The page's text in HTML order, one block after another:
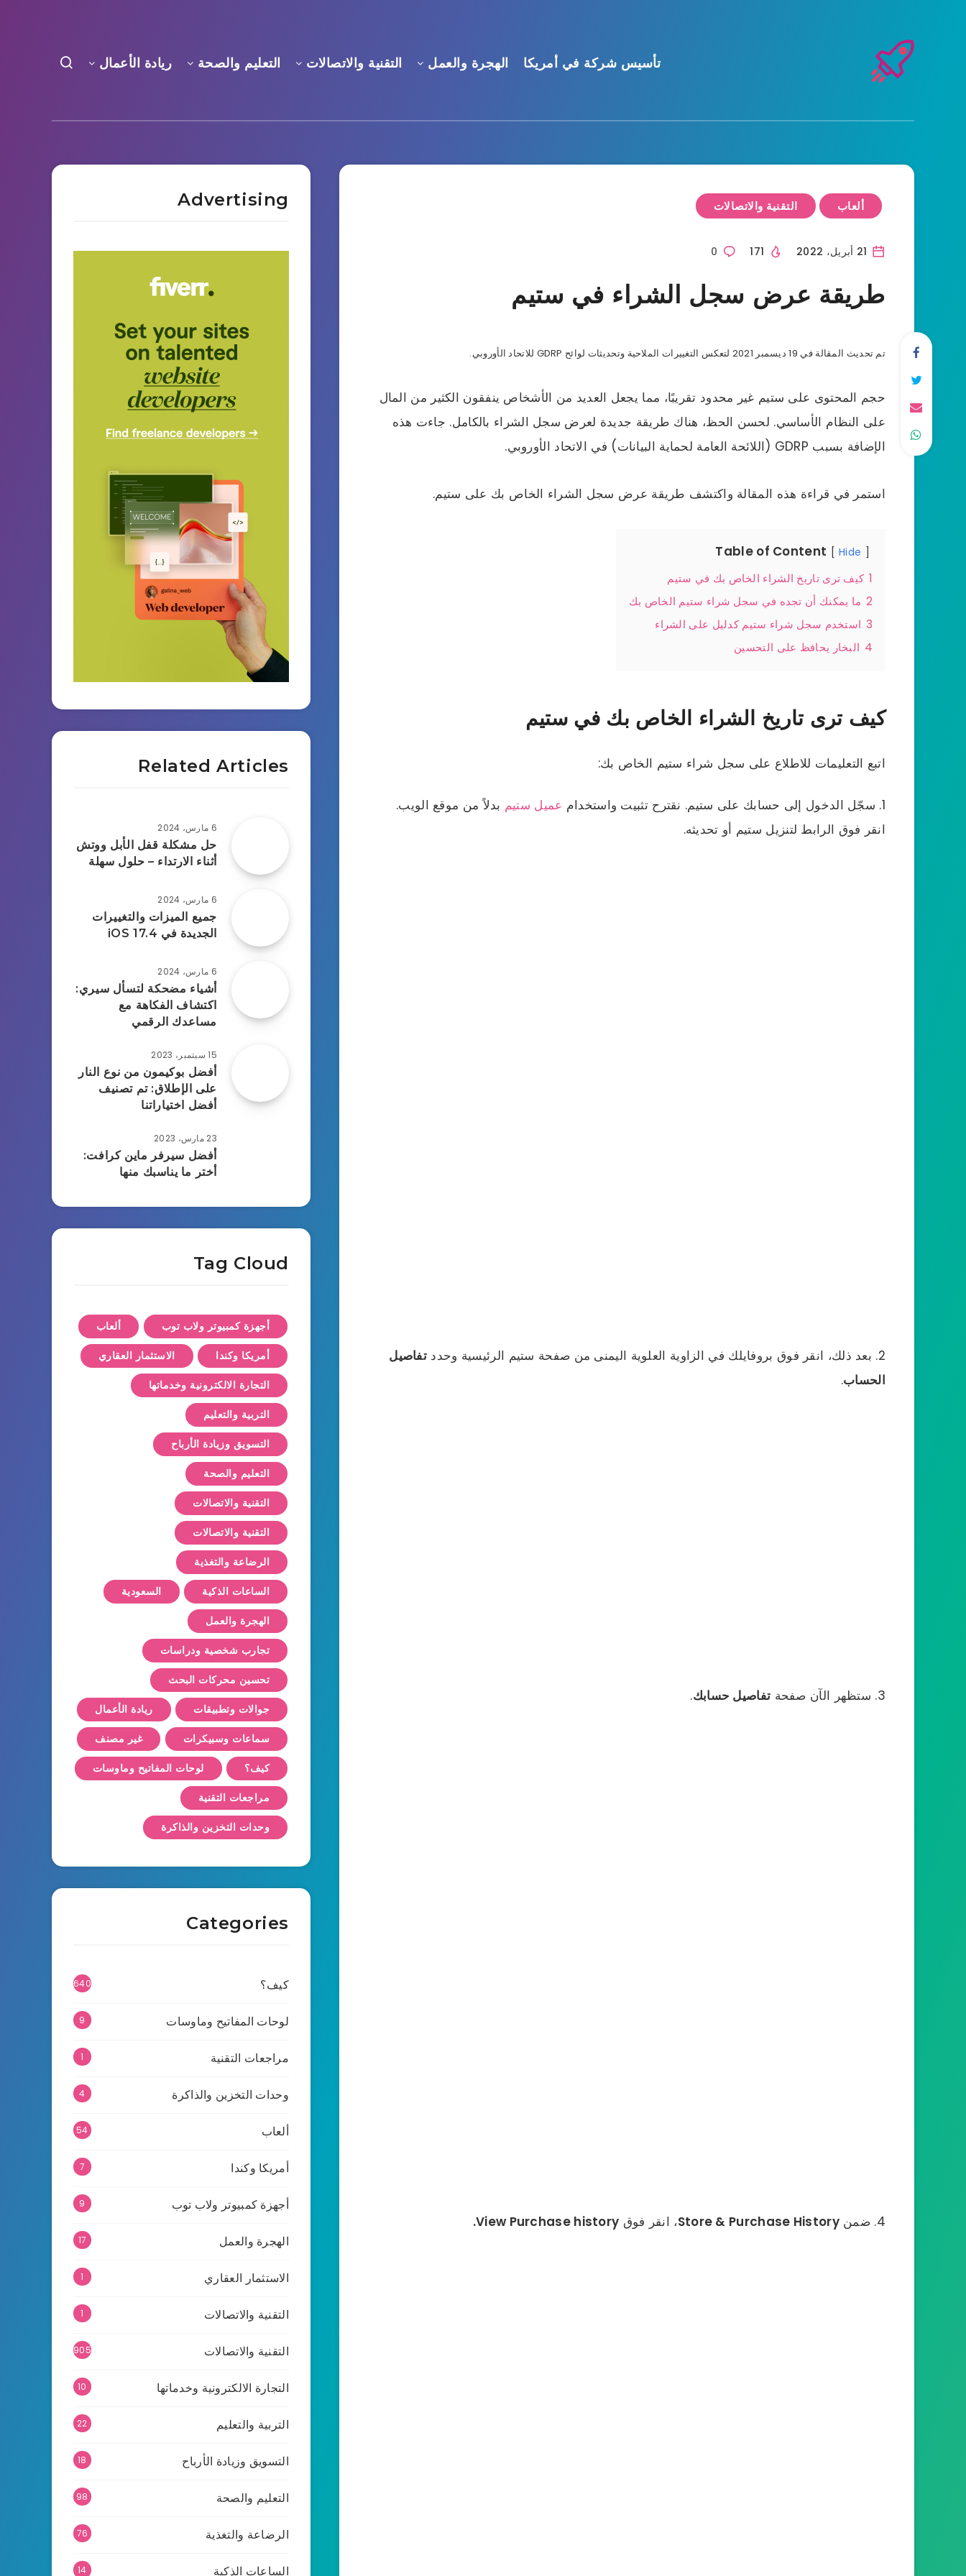
تأسيس شركة في أمريكا الهجرة والعمل التقنية والاتصالات التعليم والصحة ريادة الأعمال
ألعاب التقنية والاتصالات
0
طريقة عرض سجل الشراء في ستيم
تم تحديث المقالة في 19 ديسمبر 2021 لتعكس التغييرات الملاحية وتحديثات لوائح GDRP للاتحاد الأوروبي.
حجم المحتوى على ستيم غير محدود تقريبًا، مما يجعل العديد من الأشخاص ينفقون الكثير من المال
على النظام الأساسي. لحسن الحظ، هناك طريقة جديدة لعرض سجل الشراء بالكامل. جاءت هذه
الإضافة بسبب GDRP (اللائحة العامة لحماية البيانات) في الاتحاد الأوروبي.
استمر في قراءة هذه المقالة واكتشف طريقة عرض سجل الشراء الخاص بك على ستيم.
Table of Content Hide
1 كيف ترى تاريخ الشراء الخاص بك في ستيم
2 ما يمكنك أن تجده في سجل شراء ستيم الخاص بك
3 استخدم سجل شراء ستيم كدليل على الشراء
4 البخار يحافظ على التحسين
كيف ترى تاريخ الشراء الخاص بك في ستيم
اتبع التعليمات للاطلاع على سجل شراء ستيم الخاص بك:
سجّل الدخول إلى حسابك على ستيم. نقترح تثبيت واستخدام عميل ستيم بدلاً من موقع الويب.
انقر فوق الرابط لتنزيل ستيم أو تحديثه.
بعد ذلك، انقر فوق بروفايلك في الزاوية العلوية اليمنى من صفحة ستيم الرئيسية وحدد تفاصيل
الحساب.
ستظهر الآن صفحة تفاصيل حسابك.
ضمنStore & Purchase History، انقر فوق View Purchase history.
Advertising
Related Articles
6 مارس، 2024
حل مشكلة قفل الأبل ووتش
أثناء الارتداء – حلول سهلة
6 مارس، 2024
جميع الميزات والتغييرات
الجديدة في iOS 17.4
6 مارس، 2024
أشياء مضحكة لتسأل سيري:
اكتشاف الفكاهة مع
مساعدك الرقمي
15 سبتمبر، 2023
أفضل بوكيمون من نوع النار
على الإطلاق: تم تصنيف
أفضل اختياراتنا
23 مارس، 2023
أفضل سيرفر ماين كرافت:
أختر ما يناسبك منها
Tag Cloud
أجهزة كمبيوتر ولاب توب ألعاب
أمريكا وكندا الاستثمار العقاري
التجارة الالكترونية وخدماتها
التربية والتعليم
التسويق وزيادة الأرباح
التعليم والصحة
التقنية والاتصالات
التقنية والاتصالات
الرضاعة والتغذية
الساعات الذكية السعودية
الهجرة والعمل
تجارب شخصية ودراسات
تحسين محركات البحث
جوالات وتطبيقات ريادة الأعمال
سماعات وسبيكرات غير مصنف
كيف؟ لوحات المفاتيح وماوسات
مراجعات التقنية
وحدات التخزين والذاكرة
Categories
كيف؟ 640
لوحات المفاتيح وماوسات 9
مراجعات التقنية 1
وحدات التخزين والذاكرة 4
ألعاب 54
أمريكا وكندا 7
أجهزة كمبيوتر ولاب توب 9
الهجرة والعمل 17
الاستثمار العقاري 1
التقنية والاتصالات 1
التقنية والاتصالات 905
التجارة الالكترونية وخدماتها 10
التربية والتعليم 22
التسويق وزيادة الأرباح 18
التعليم والصحة 98
الرضاعة والتغذية 76
الساعات الذكية 14